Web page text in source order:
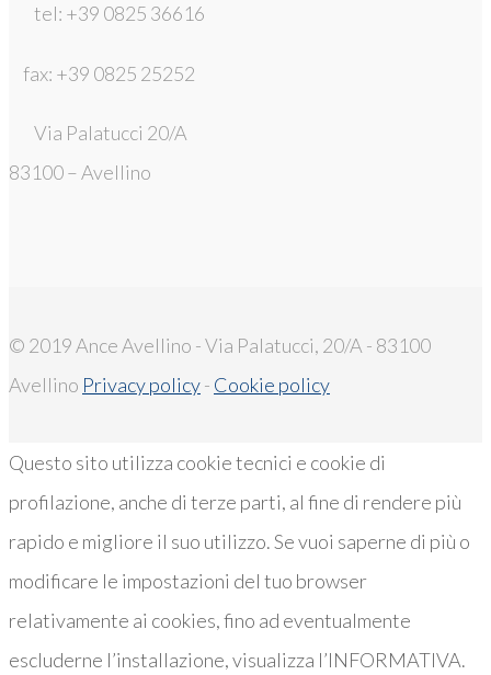
tel: +39 0825 36616
fax: +39 0825 25252
Via Palatucci 20/A
83100 – Avellino
© 2019 Ance Avellino - Via Palatucci, 20/A - 83100
Avellino Privacy policy- Cookie policy
Questo sito utilizza cookie tecnici e cookie di
profilazione, anche di terze parti, al fine di rendere più
rapido e migliore il suo utilizzo. Se vuoi saperne di più o
modificare le impostazioni del tuo browser
relativamente ai cookies, fino ad eventualmente
escluderne l’installazione, visualizza l’INFORMATIVA.